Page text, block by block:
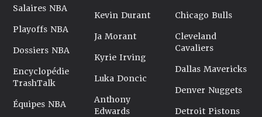
Salaires NBA
Playoffs NBA
Dossiers NBA
Encyclopédie
TrashTalk
Équipes NBA
Kevin Durant
Ja Morant
Kyrie Irving
Luka Doncic
Anthony
Edwards
Chicago Bulls
Cleveland
Cavaliers
Dallas Mavericks
Denver Nuggets
Detroit Pistons